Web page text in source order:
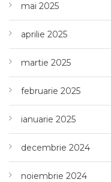
mai 2025
aprilie 2025
martie 2025
februarie 2025
ianuarie 2025
decembrie 2024
noiembrie 2024